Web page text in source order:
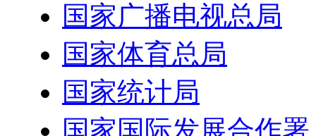
国家广播电视总局
国家体育总局
国家统计局